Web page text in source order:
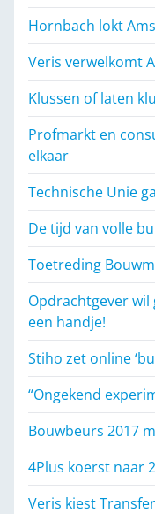
Hornbach lokt
Veris verwelkomt
Klussen of laten
Profmarkt en
elkaar
Technische Unie
De tijd van volle
Toetreding
Opdrachtgever wil
een handje!
Stiho zet online
“Ongekend
Bouwbeurs 2017
4Plus koerst naar
Veris kiest